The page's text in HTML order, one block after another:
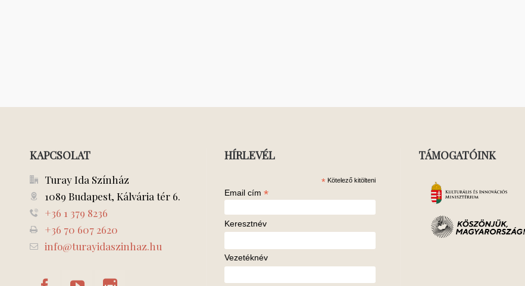
KAPCSOLAT
Turay Ida Színház
1089 Budapest, Kálvária tér 6.
+36 1 379 8236
+36 70 607 2620
info@turayidaszinhaz.hu
HÍRLEVÉL
* Kötelező kitölteni
Email cím *
Keresztnév
Vezetéknév
TÁMOGATÓINK